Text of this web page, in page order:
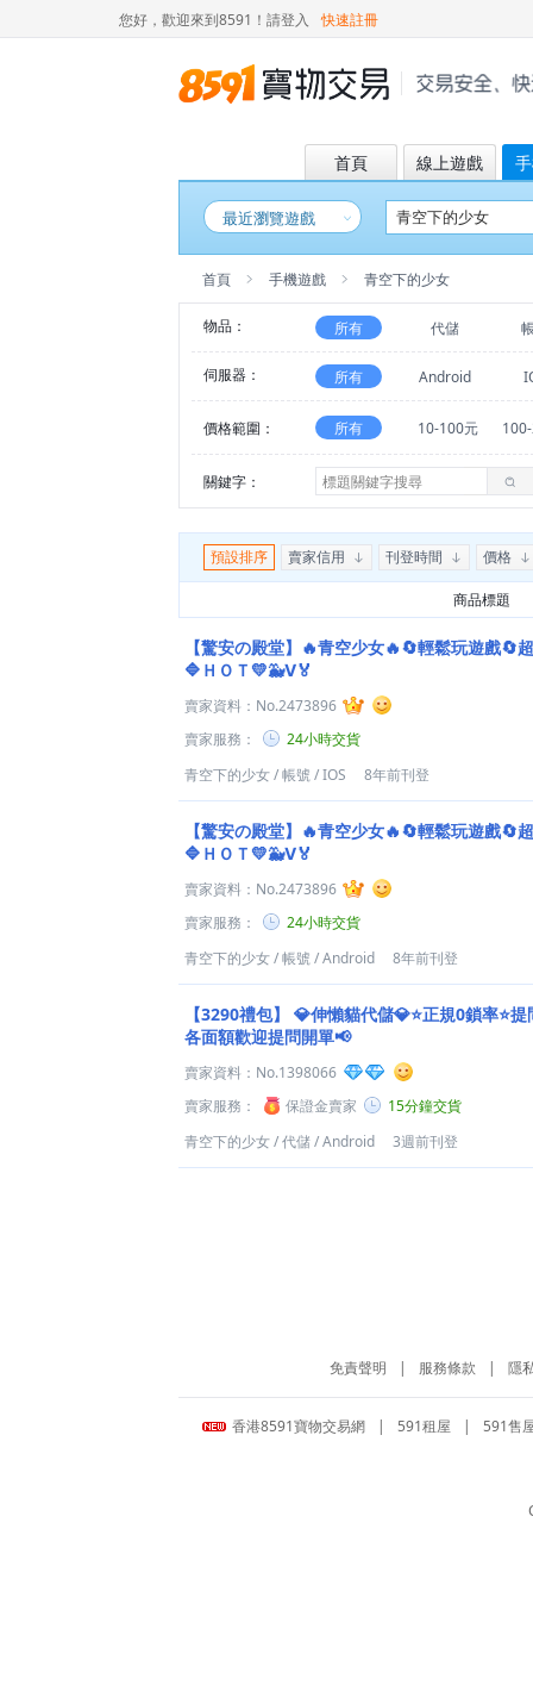
您好，歡迎來到8591！ 請登入 快速註冊
首頁 線上遊戲
最近瀏覽遊戲
首頁 手機遊戲 青空下的少女
物品： 所有 代儲
伺服器： 所有 Android
價格範圍： 所有 10-100元
關鍵字：
預設排序 賣家信用 刊登時間 價格
商品標題
【驚安の殿堂】🔥青空少女🔥🔄輕鬆玩遊戲🔄
🔷ＨＯＴ💛🐳Ⅴ🏅
賣家資料： No.2473896
賣家服務：
24小時交貨
青空下的少女/帳號/IOS 8年前刊登
【驚安の殿堂】🔥青空少女🔥🔄輕鬆玩遊戲🔄
🔷ＨＯＴ💛🐳Ⅴ🏅
賣家資料： No.2473896
賣家服務：
24小時交貨
青空下的少女/帳號/Android 8年前刊登
【3290禮包】
💎伸懶貓代儲💎⭐正規0鎖率⭐
各面額歡迎提問開單📢
賣家資料： No.1398066
賣家服務：
保證金賣家
15分鐘交貨
青空下的少女/代儲/Android 3週前刊登
免責聲明 | 服務條款 | 隱
香港8591寶物交易網 | 591租屋 | 591售